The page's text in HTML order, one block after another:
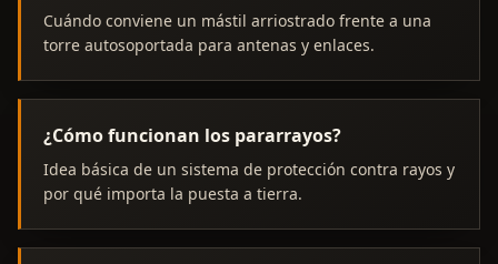
Cuándo conviene un mástil arriostrado frente a una
torre autosoportada para antenas y enlaces.
¿Cómo funcionan los pararrayos?
Idea básica de un sistema de protección contra rayos y
por qué importa la puesta a tierra.